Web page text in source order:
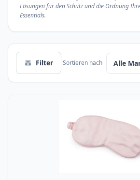
Lösungen für den Schutz und die Ordnung
Essentials.
Filter Sortieren nach